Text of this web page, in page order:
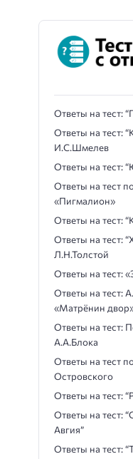
Ответы на тест:
Ответы на тест:
И.С.Шмелев
Ответы на тест:
Ответы на тест
«Пигмалион»
Ответы на тест:
Ответы на тест:
Л.Н.Толстой
Ответы на тест:
Ответы на тест:
«Матрёнин
Ответы на тест:
А.А.Блока
Ответы на тест
Островского
Ответы на тест:
Ответы на тест:
Авгия”
Ответы на тест: